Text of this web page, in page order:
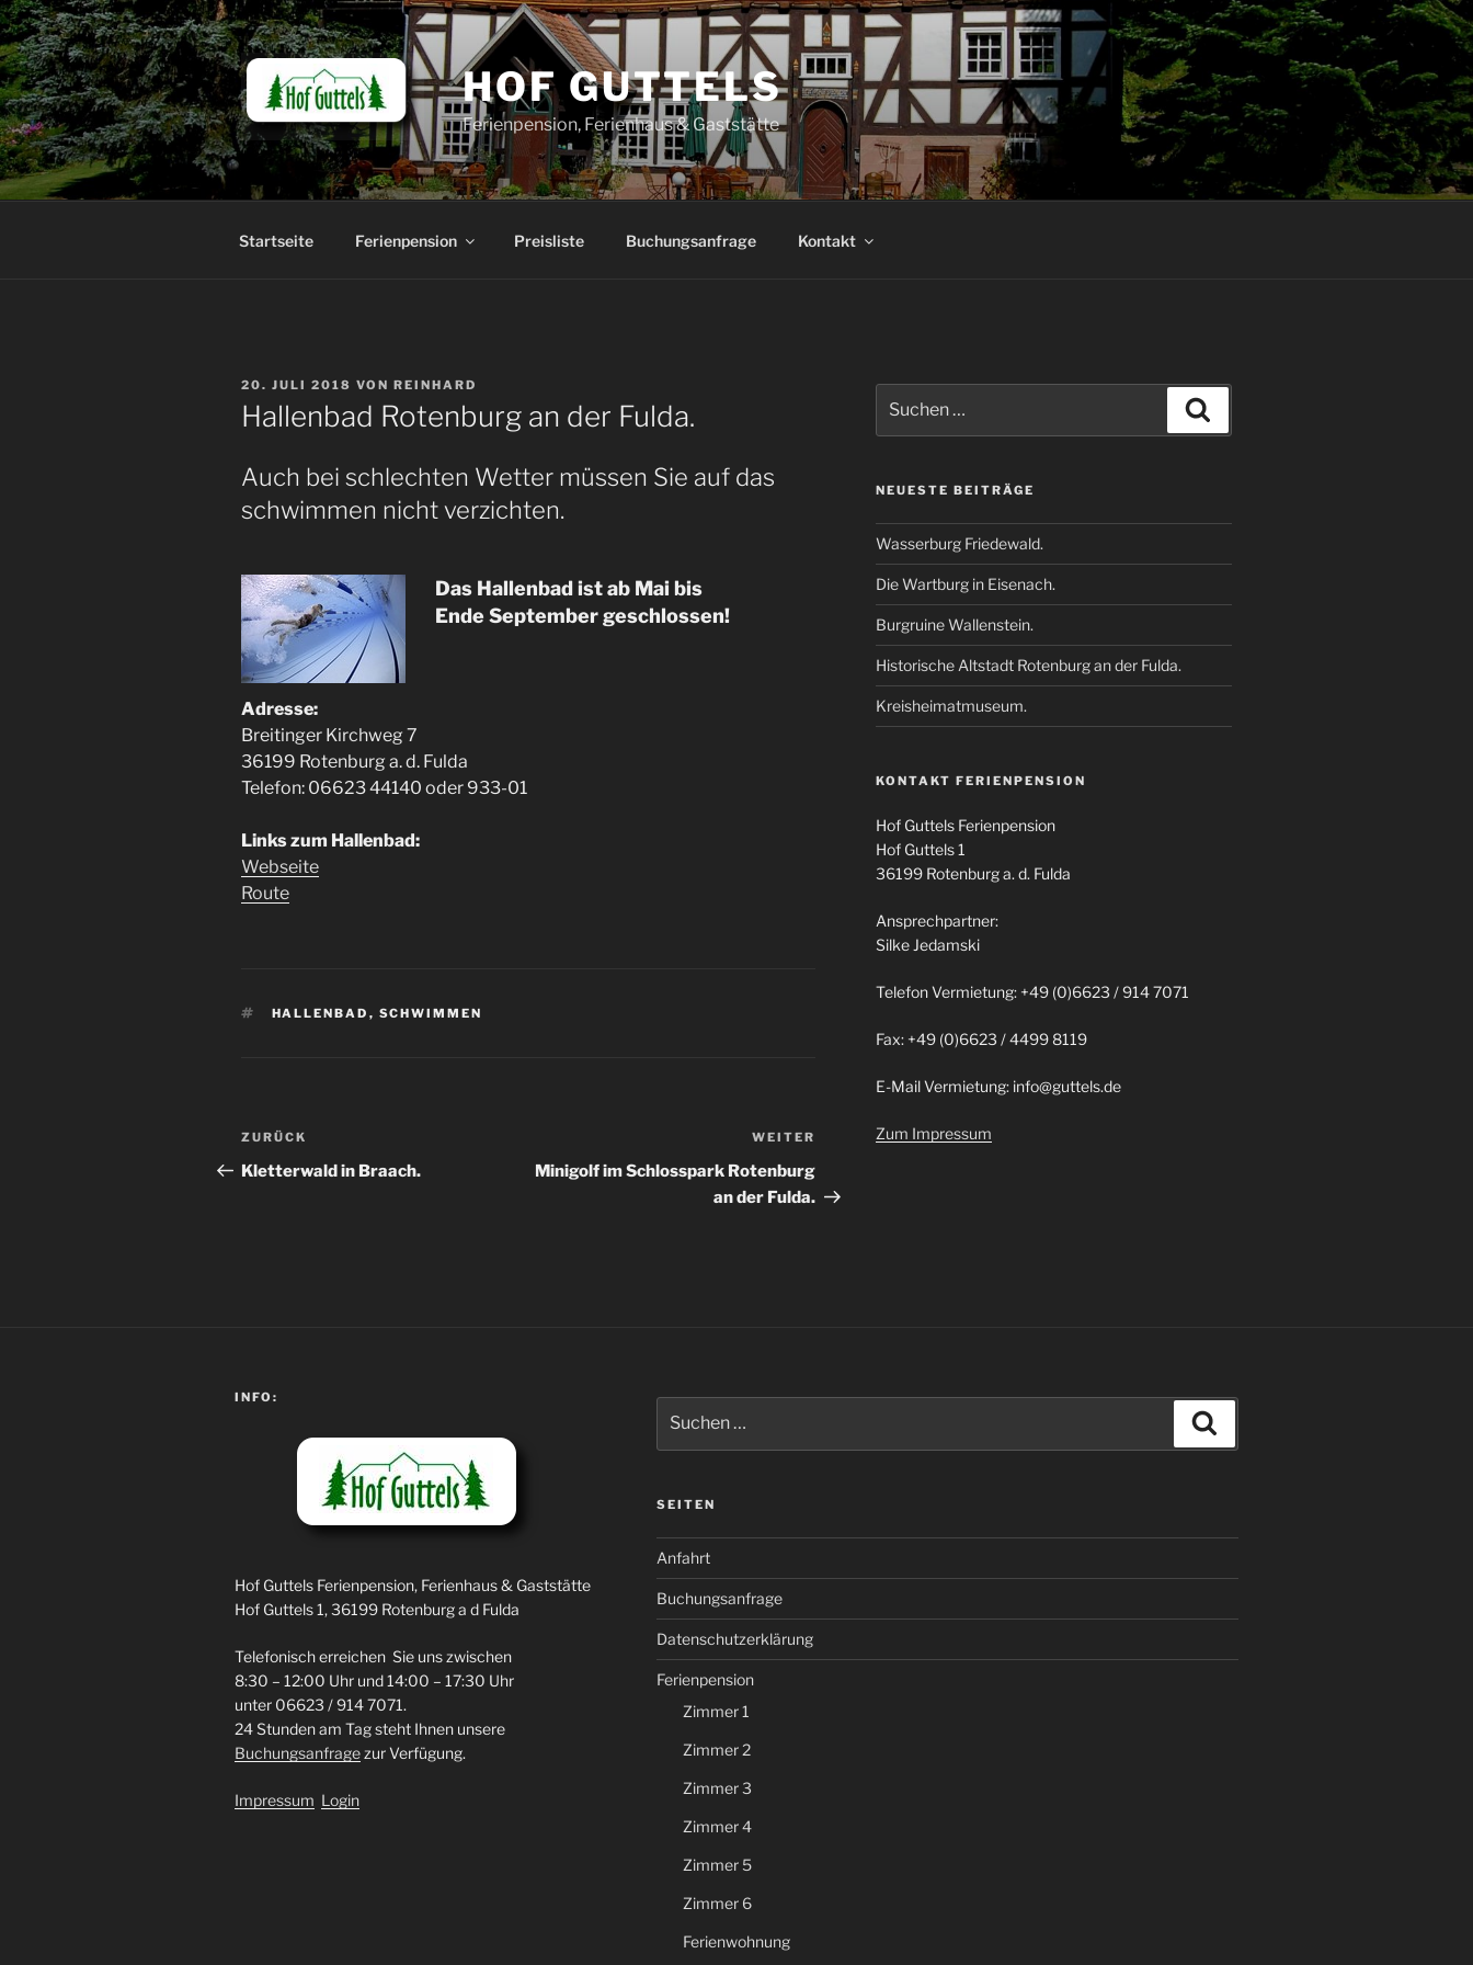
Zum
Inhalt
springen
HOF GUTTELS
Ferienpension, Ferienhaus & Gaststätte
Startseite Ferienpension Preisliste Buchungsanfrage Kontakt
VERÖFFENTLICHT
AM
20. JULI 2018 VON REINHARD
Hallenbad Rotenburg an der Fulda.
Auch bei schlechten Wetter müssen Sie auf das
schwimmen nicht verzichten.
Das Hallenbad ist ab Mai bis
Ende September geschlossen!
Adresse:
Breitinger Kirchweg 7
36199 Rotenburg a. d. Fulda
Telefon: 06623 44140 oder 933-01
Links zum Hallenbad:
Webseite
Route
SCHLAGWÖRTER
HALLENBAD , SCHWIMMEN
Beitragsnavigation
Vorheriger
Beitrag
ZURÜCK
Kletterwald in Braach.
Nächster
Beitrag
WEITER
Minigolf im Schlosspark Rotenburg
an der Fulda.
nach:
NEUESTE BEITRÄGE
Wasserburg Friedewald.
Die Wartburg in Eisenach.
Burgruine Wallenstein.
Historische Altstadt Rotenburg an der Fulda.
Kreisheimatmuseum.
KONTAKT FERIENPENSION
Hof Guttels Ferienpension
Hof Guttels 1
36199 Rotenburg a. d. Fulda
Ansprechpartner:
Silke Jedamski
Telefon Vermietung: +49 (0)6623 / 914 7071
Fax: +49 (0)6623 / 4499 8119
E-Mail Vermietung: info@guttels.de
Zum Impressum
INFO:
Hof Guttels Ferienpension, Ferienhaus & Gaststätte
Hof Guttels 1, 36199 Rotenburg a d Fulda
Telefonisch erreichen Sie uns zwischen
8:30 – 12:00 Uhr und 14:00 – 17:30 Uhr
unter 06623 / 914 7071.
24 Stunden am Tag steht Ihnen unsere
Buchungsanfrage zur Verfügung.
Impressum Login
nach:
SEITEN
Anfahrt
Buchungsanfrage
Datenschutzerklärung
Ferienpension
Zimmer 1
Zimmer 2
Zimmer 3
Zimmer 4
Zimmer 5
Zimmer 6
Ferienwohnung